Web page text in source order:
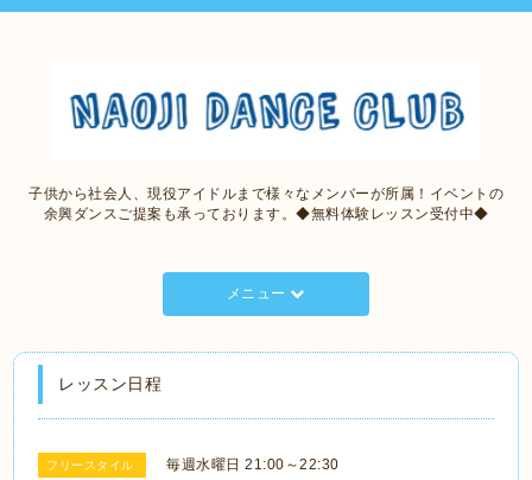
子供から社会人、現役アイドルまで様々なメンバーが所属！イベントの
余興ダンスご提案も承っております。◆無料体験レッスン受付中◆
メニュー
レッスン日程
フリースタイル 毎週水曜日 21:00～22:30